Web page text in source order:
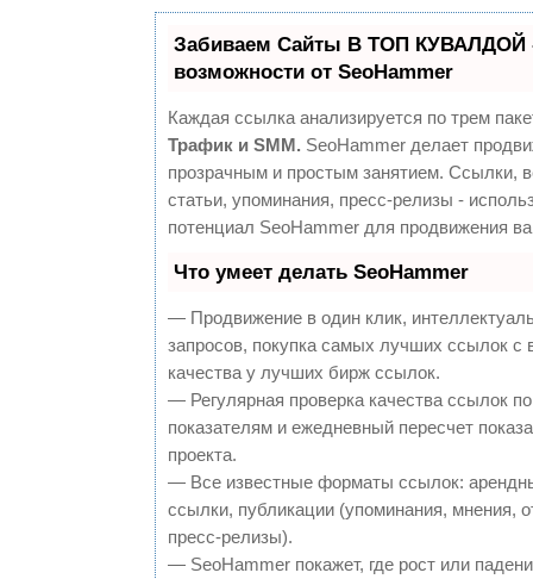
Забиваем Сайты В ТОП КУВАЛДОЙ
возможности от SeoHammer
Каждая ссылка анализируется по трем
Трафик и SMM. SeoHammer делает
прозрачным и простым занятием. Ссылки,
статьи, упоминания, пресс-релизы -
потенциал SeoHammer для продвижения
Что умеет делать SeoHammer
— Продвижение в один клик,
запросов, покупка самых лучших ссылок с
качества у лучших бирж ссылок.
— Регулярная проверка качества ссылок
показателям и ежедневный пересчет
проекта.
— Все известные форматы ссылок:
ссылки, публикации (упоминания, мнения,
пресс-релизы).
— SeoHammer покажет, где рост или